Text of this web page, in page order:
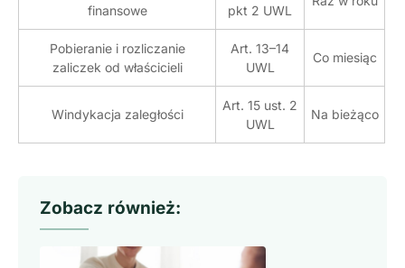
finansowe
pkt 2 UWL
Pobieranie i rozliczanie
zaliczek od właścicieli
Art. 13–14
UWL
Co miesiąc
Windykacja zaległości
Art. 15 ust. 2
UWL
Na bieżąco
Zobacz również: